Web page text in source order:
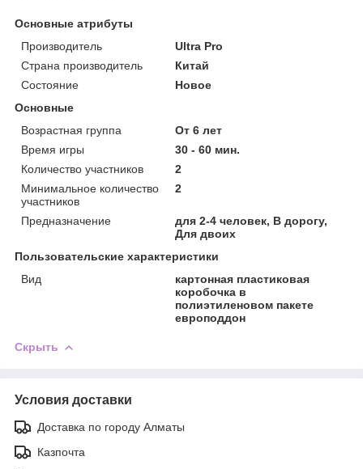
Основные атрибуты
Производитель
Ultra Pro
Страна производитель
Китай
Состояние
Новое
Основные
Возрастная группа
От 6 лет
Время игры
30 - 60 мин.
Количество участников
2
Минимальное количество
участников
2
Предназначение
для 2-4 человек, В дорогу,
Для двоих
Пользовательские характеристики
Вид
картонная пластиковая
коробочка в
полиэтиленовом пакете
европоддон
Скрыть
Условия доставки
Доставка по городу Алматы
Казпочта